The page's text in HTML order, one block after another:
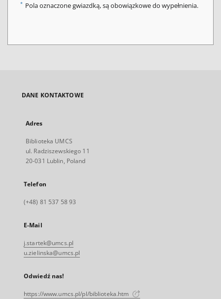
* Pola oznaczone gwiazdką, są obowiązkowe do wypełnienia.
DANE KONTAKTOWE
Adres
Biblioteka UMCS
ul. Radziszewskiego 11
20-031 Lublin, Poland
Telefon
(+48) 81 537 58 93
E-Mail
j.startek@umcs.pl
u.zielinska@umcs.pl
Odwiedź nas!
https://www.umcs.pl/pl/biblioteka.htm